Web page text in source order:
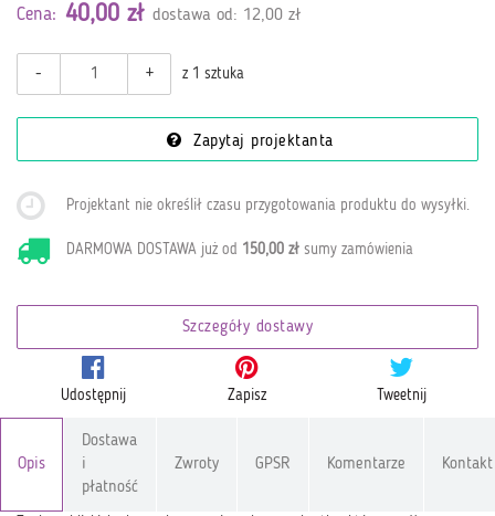
Cena: 40,00 zł dostawa od: 12,00 zł
- + z 1 sztuka
Zapytaj projektanta
Projektant nie określił czasu przygotowania produktu do wysyłki
DARMOWA DOSTAWA już od 150,00 zł sumy zamówienia
Szczegóły dostawy
Udostępnij Zapisz Tweetnij
Opis
Dostawa
i
płatność
Zwroty GPSR Komentarze Kontakt